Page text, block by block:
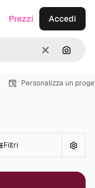
CancellaCerca
Prezzi Accedi
Personalizza un
Filtri